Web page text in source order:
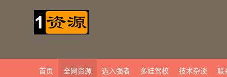
首页 全网资源 迈入强者 多娃驾校 技术杂谈 联